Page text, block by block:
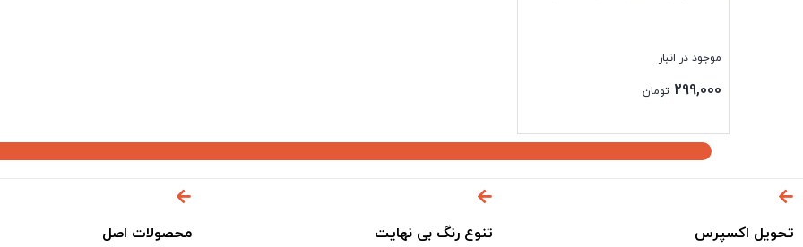
موجود در انبار
299,000 تومان
بستن
تحویل اکسپرس تنوع رنگ بی نهایت محصولات اصل